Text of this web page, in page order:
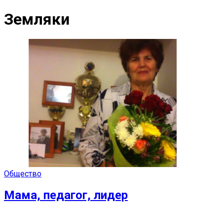
Земляки
Общество
Мама, педагог, лидер